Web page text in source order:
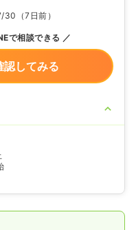
（7日前）
で相談できる
認してみる